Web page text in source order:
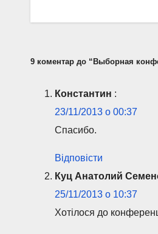
9 коментар до “Выборная
Константин :
23/11/2013 о 00:37
Спасибо.
Відповісти
Куц Анатолий
25/11/2013 о 10:37
Хотілося до